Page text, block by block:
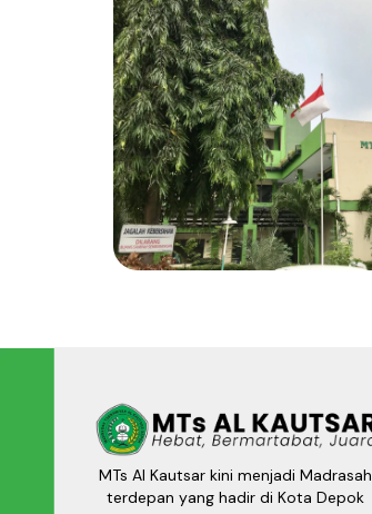
MTs Al Kautsar kini menjadi Madrasah
terdepan yang hadir di Kota Depok